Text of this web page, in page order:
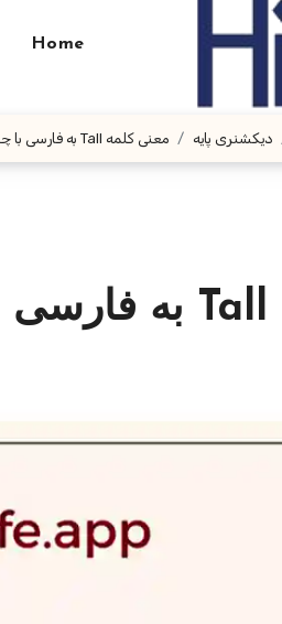
Home
دیکشنری پایه معنی کلمه Tall به فارسی با چند مثال